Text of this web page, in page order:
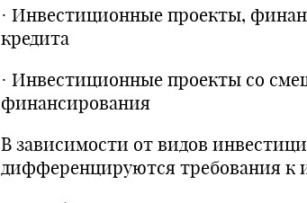
· Инвестиционные проекты,
кредита
· Инвестиционные проекты со
финансирования
В зависимости от видов
дифференцируются требования к